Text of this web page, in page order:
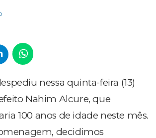
nessa quinta-feira (13)
Nahim Alcure, que
100 anos de idade neste mês.
decidimos